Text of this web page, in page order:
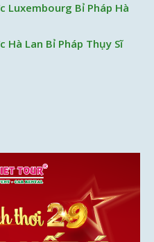
Luxembourg Bỉ Pháp Hà
Hà Lan Bỉ Pháp Thụy Sĩ